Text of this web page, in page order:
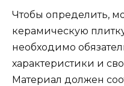
Чтобы определить,
керамическую
необходимо
характеристики и
Материал должен